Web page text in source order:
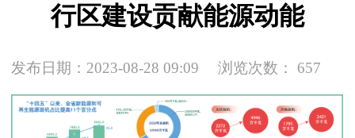
行区建设贡献能源动能
发布日期：2023-08-28 09:09 浏览次数： 657